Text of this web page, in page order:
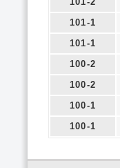
101-1
101-1
100-2
100-2
100-1
100-1